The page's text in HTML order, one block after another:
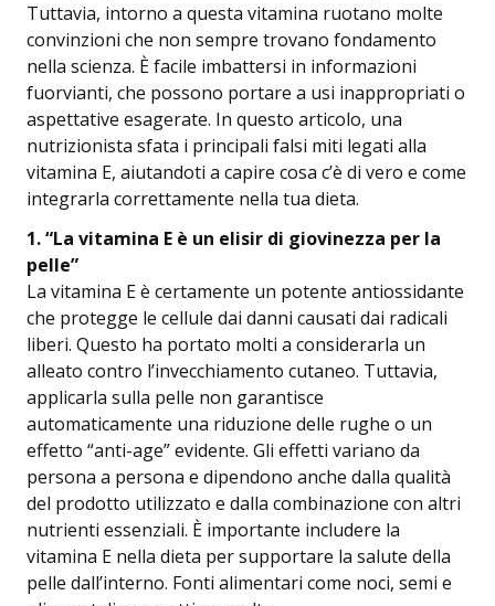
Tuttavia, intorno a questa vitamina ruotano molte
convinzioni che non sempre trovano fondamento
nella scienza. È facile imbattersi in informazioni
fuorvianti, che possono portare a usi inappropriati o
aspettative esagerate. In questo articolo, una
nutrizionista sfata i principali falsi miti legati alla
vitamina E, aiutandoti a capire cosa c’è di vero e come
integrarla correttamente nella tua dieta.
1.⁠ ⁠“La vitamina E è un elisir di giovinezza per la
pelle”
La vitamina E è certamente un potente antiossidante
che protegge le cellule dai danni causati dai radicali
liberi. Questo ha portato molti a considerarla un
alleato contro l’invecchiamento cutaneo. Tuttavia,
applicarla sulla pelle non garantisce
automaticamente una riduzione delle rughe o un
effetto “anti-age” evidente. Gli effetti variano da
persona a persona e dipendono anche dalla qualità
del prodotto utilizzato e dalla combinazione con altri
nutrienti essenziali. È importante includere la
vitamina E nella dieta per supportare la salute della
pelle dall’interno. Fonti alimentari come noci, semi e